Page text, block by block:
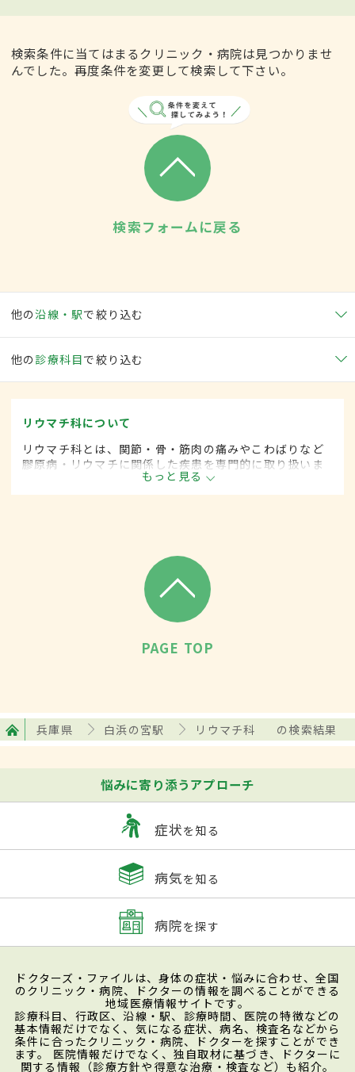
検索条件に当てはまるクリニック・病院は見つかりませ
んでした。再度条件を変更して検索して下さい。
検索フォームに戻る
他の沿線・駅で絞り込む
他の 診療科目で絞り込む
リウマチ科について
リウマチ科とは、関節・骨・筋肉の痛みやこわばりなど
膠原病・リウマチに関係した疾患を専門的に取り扱いま
もっと見る
PAGE TOP
兵庫県 白浜の宮駅 リウマチ科 の検索結果
悩みに寄り添うアプローチ
症状を知る
病気を知る
病院を探す
ドクターズ・ファイルは、身体の症状・悩みに合わせ、全国
のクリニック・病院、ドクターの情報を調べることができる
地域医療情報サイトです。
診療科目、行政区、沿線・駅、診療時間、医院の特徴などの
基本情報だけでなく、気になる症状、病名、検査名などから
条件に合ったクリニック・病院、ドクターを探すことができ
ます。 医院情報だけでなく、独自取材に基づき、ドクターに
関する情報（診療方針や得意な治療・検査など）も紹介。